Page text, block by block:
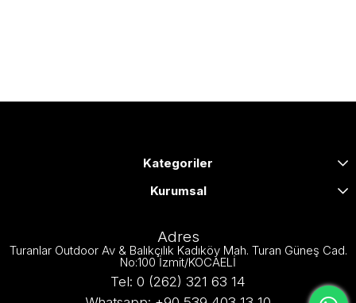
Kategoriler
Kurumsal
Adres
Turanlar Outdoor Av & Balıkçılık Kadıköy Mah. Turan Güneş Cad.
No:100 İzmit/KOCAELİ
Tel: 0 (262) 321 63 14